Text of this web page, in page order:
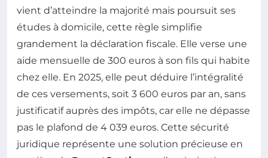
vient d’atteindre la majorité mais poursuit ses
études à domicile, cette règle simplifie
grandement la déclaration fiscale. Elle verse une
aide mensuelle de 300 euros à son fils qui habite
chez elle. En 2025, elle peut déduire l’intégralité
de ces versements, soit 3 600 euros par an, sans
justificatif auprès des impôts, car elle ne dépasse
pas le plafond de 4 039 euros. Cette sécurité
juridique représente une solution précieuse en